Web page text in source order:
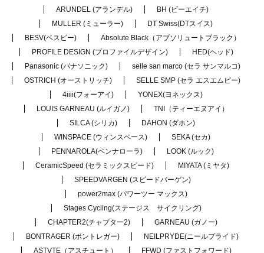
ARUNDEL (アランデル)
BH (ビーエイチ)
MULLER (ミューラー)
DT Swiss(DTスイス)
BESV(ベスビー)
Absolute Black（アブソリュートブラック）
PROFILE DESIGN (プロファイルデザイン)
HED(ヘッド)
Panasonic (パナソニック)
selle san marco (セラ サンマルコ)
OSTRICH (オーストリッチ)
SELLE SMP (セラ エスエムピー)
4iiii(フォーアイ)
YONEX(ヨネックス)
LOUIS GARNEAU (ルイガノ)
TNI（ティーエヌアイ）
SILCA (シリカ)
DAHON (ダホン)
WINSPACE (ウィンスペース)
SEKA (セカ)
PENNAROLA(ペンナローラ)
LOOK (ルック)
CeramicSpeed (セラミックスピード)
MIYATA (ミヤタ)
SPEEDVARGEN (スピードバーゲン)
power2max (パワーツー マックス)
Stages Cycling(ステージス サイクリング)
CHAPTER2(チャプター2)
GARNEAU (ガノー)
BONTRAGER (ボントレガー)
NEILPRYDE(ニールプライド)
ASTVTE（アスチュート）
FFWD (ファストフォワード)